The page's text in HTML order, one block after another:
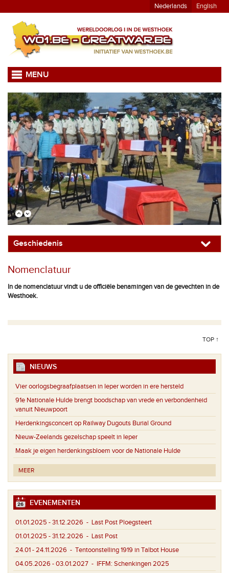
Nederlands English
MENU
Geschiedenis
Nomenclatuur
In de nomenclatuur vindt u de officiële benamingen van de gevechten in de
Westhoek.
TOP ↑
NIEUWS
Vier oorlogsbegraafplaatsen in Ieper worden in ere hersteld
91e Nationale Hulde brengt boodschap van vrede en verbondenheid
vanuit Nieuwpoort
Herdenkingsconcert op Railway Dugouts Burial Ground
Nieuw-Zeelands gezelschap speelt in Ieper
Maak je eigen herdenkingsbloem voor de Nationale Hulde
MEER
EVENEMENTEN
01.01.2025 - 31.12.2026 - Last Post Ploegsteert
01.01.2025 - 31.12.2026 - Last Post
24.01 - 24.11.2026 - Tentoonstelling 1919 in Talbot House
04.05.2026 - 03.01.2027 - IFFM: Schenkingen 2025